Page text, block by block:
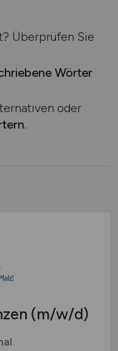
Überprüfen Sie
Wörter
oder
.
(m/w/d)